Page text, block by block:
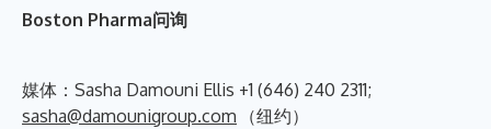
Boston Pharma问询
媒体：Sasha Damouni Ellis +1 (646) 240 2311;
sasha@damounigroup.com
（纽约）